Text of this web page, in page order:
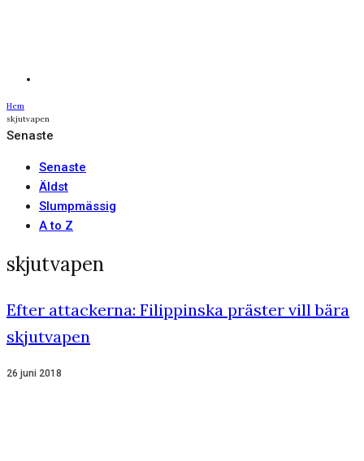
Hem
skjutvapen
Senaste
Senaste
Äldst
Slumpmässig
A to Z
skjutvapen
Efter attackerna: Filippinska präster vill bära
skjutvapen
26 juni 2018